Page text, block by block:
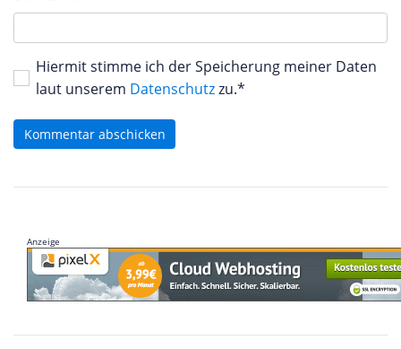
Hiermit stimme ich der Speicherung meiner Daten
laut unserem Datenschutzzu.*
Kommentar abschicken
Anzeige